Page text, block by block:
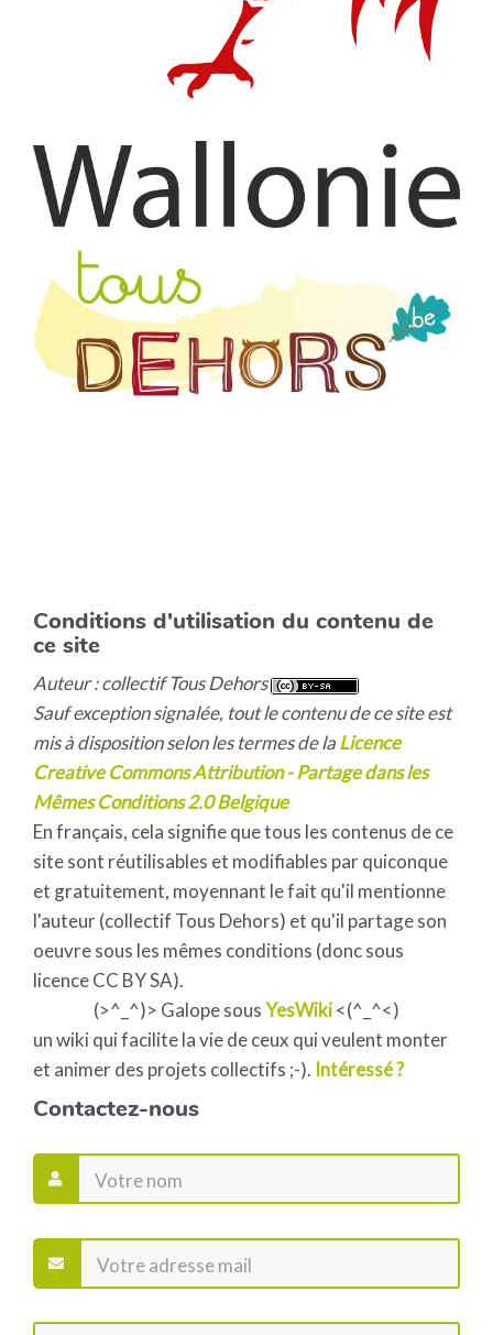
Conditions d'utilisation du contenu de
ce site
Auteur : collectif Tous Dehors
Sauf exception signalée, tout le contenu de ce site est
mis à disposition selon les termes de laLicence
Creative Commons Attribution - Partage dans les
Mêmes Conditions 2.0 Belgique
En français, cela signifie que tous les contenus de ce
site sont réutilisables et modifiables par quiconque
et gratuitement, moyennant le fait qu'il mentionne
l'auteur (collectif Tous Dehors) et qu'il partage son
oeuvre sous les mêmes conditions (donc sous
licence CC BY SA).
(>^_^)> Galope sousYesWiki<(^_^<)
un wiki qui facilite la vie de ceux qui veulent monter
et animer des projets collectifs ;-). Intéressé ?
Contactez-nous